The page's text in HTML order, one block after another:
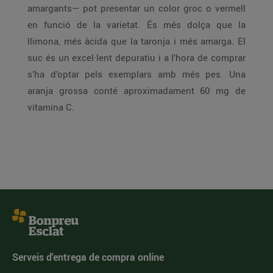
amargants— pot presentar un color groc o vermell
en funció de la varietat. És més dolça que la
llimona, més àcida que la taronja i més amarga. El
suc és un excel·lent depuratiu i a l’hora de comprar
s’ha d’optar pels exemplars amb més pes. Una
aranja grossa conté aproximadament 60 mg de
vitamina C.
Serveis d'entrega de compra online